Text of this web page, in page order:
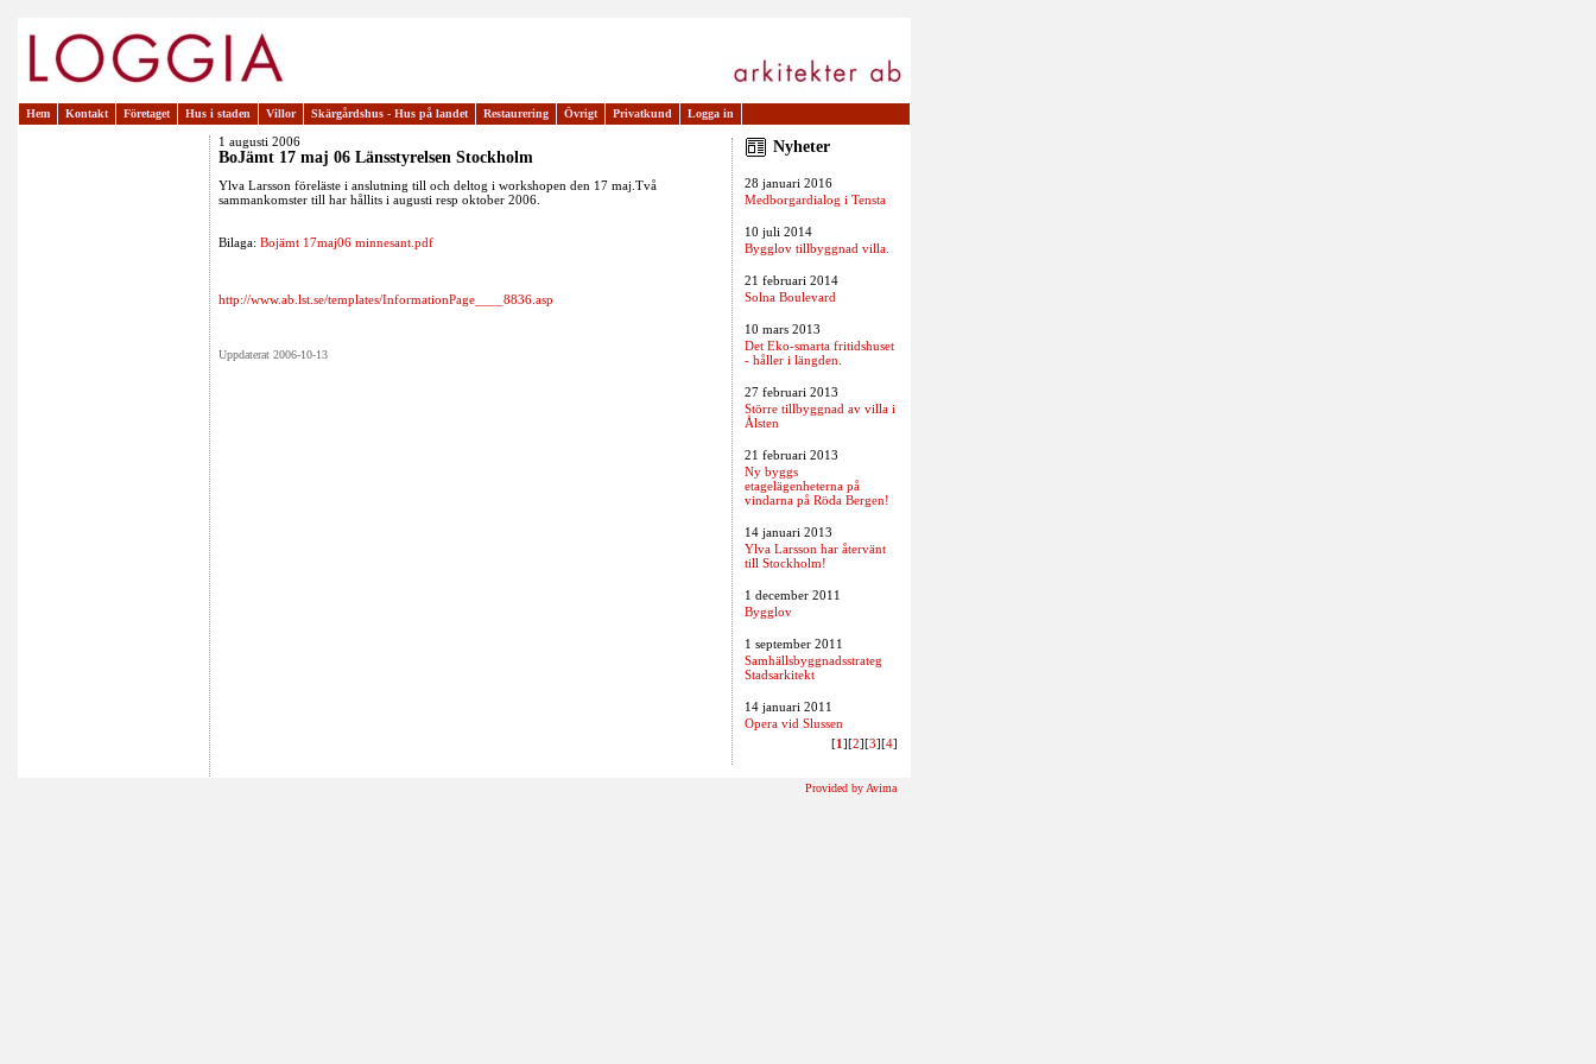
Hem Kontakt Företaget Hus i staden Villor Skärgårdshus - Hus på landet Restaurering Övrigt Privatkund Logga in
1 augusti 2006
BoJämt 17 maj 06 Länsstyrelsen Stockholm
Ylva Larsson föreläste i anslutning till och deltog i workshopen den 17 maj.Två
sammankomster till har hållits i augusti resp oktober 2006.
Bilaga: Bojämt 17maj06 minnesant.pdf
http://www.ab.lst.se/templates/InformationPage____8836.asp
Uppdaterat 2006-10-13
Nyheter
28 januari 2016
Medborgardialog i Tensta
10 juli 2014
Bygglov tillbyggnad villa.
21 februari 2014
Solna Boulevard
10 mars 2013
Det Eko-smarta fritidshuset
- håller i längden.
27 februari 2013
Större tillbyggnad av villa i
Ålsten
21 februari 2013
Ny byggs
etagelägenheterna på
vindarna på Röda Bergen!
14 januari 2013
Ylva Larsson har återvänt
till Stockholm!
1 december 2011
Bygglov
1 september 2011
Samhällsbyggnadsstrateg
Stadsarkitekt
14 januari 2011
Opera vid Slussen
[1]​[2]​[3]​[4]​
Provided by Avima